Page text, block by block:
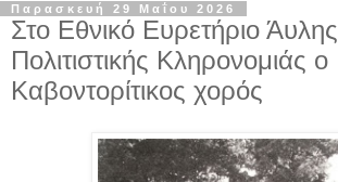
Παρασκευή 29 Μαΐου 2026
Στο Εθνικό Ευρετήριο Άυλης
Πολιτιστικής Κληρονομιάς ο
Καβοντορίτικος χορός